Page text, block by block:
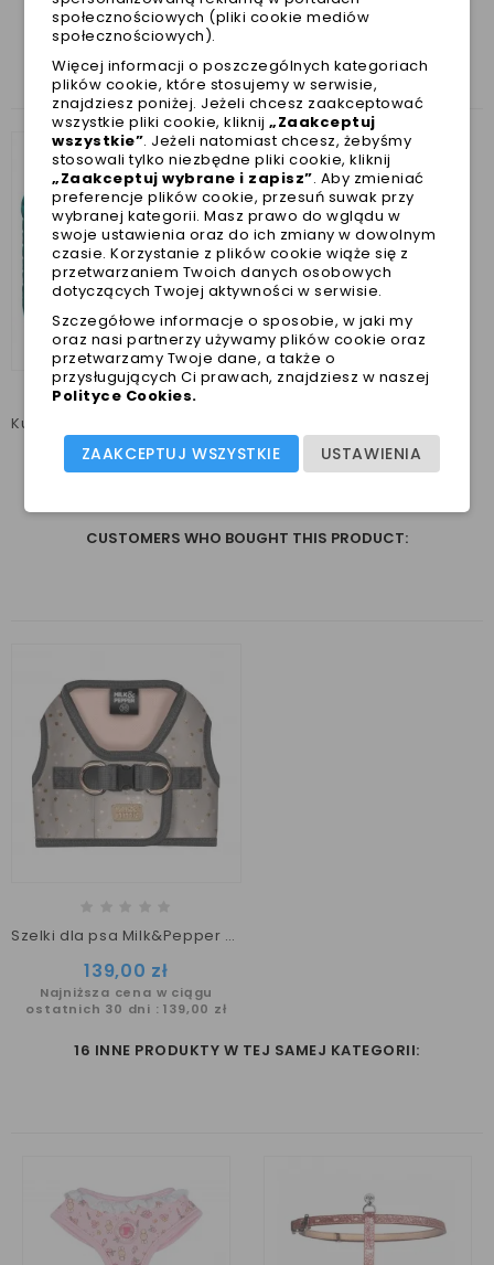
ZOBACZ TAKŻE
Cena
229,00 zł
CUSTOMERS WHO BOUGHT THIS PRODUCT:
Szelki dla psa Milk&Pepper szare w złote kropki
Cena
139,00 zł
Najniższa cena w ciągu
ostatnich 30 dni : 139,00 zł
16 INNE PRODUKTY W TEJ SAMEJ KATEGORII:
społecznościowych (pliki cookie mediów
społecznościowych).
Więcej informacji o poszczególnych kategoriach
plików cookie, które stosujemy w serwisie,
znajdziesz poniżej. Jeżeli chcesz zaakceptować
wszystkie pliki cookie, kliknij„Zaakceptuj
wszystkie”. Jeżeli natomiast chcesz, żebyśmy
stosowali tylko niezbędne pliki cookie, kliknij
„Zaakceptuj wybrane i zapisz”. Aby zmieniać
preferencje plików cookie, przesuń suwak przy
wybranej kategorii. Masz prawo do wglądu w
swoje ustawienia oraz do ich zmiany w dowolnym
czasie. Korzystanie z plików cookie wiąże się z
przetwarzaniem Twoich danych osobowych
dotyczących Twojej aktywności w serwisie.
Szczegółowe informacje o sposobie, w jaki my
oraz nasi partnerzy używamy plików cookie oraz
przetwarzamy Twoje dane, a także o
przysługujących Ci prawach, znajdziesz w naszej
Polityce Cookies.
USTAWIENIA
ZAAKCEPTUJ WSZYSTKIE